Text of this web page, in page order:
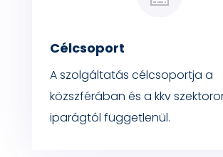
Célcsoport
A szolgáltatás célcsoportja a
közszférában és a kkv
iparágtól függetlenül.